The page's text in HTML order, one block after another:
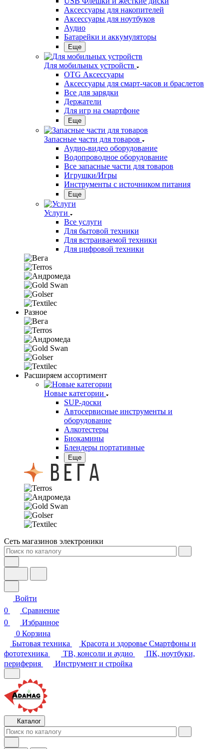
Аксессуары для накопителей
Аксессуары для ноутбуков
Аудио
Батарейки и аккумуляторы
Еще
Для мобильных устройств
OTG Аксессуары
Аксессуары для смарт-часов и браслетов
Все для зарядки
Держатели
Для игр на смартфоне
Еще
Запасные части для товаров
Аудио-видео оборудование
Водопроводное оборудование
Все запасные части для товаров
Игрушки/Игры
Инструменты с источником питания
Еще
Услуги
Все услуги
Для бытовой техники
Для встраиваемой техники
Для цифровой техники
Разное
Расширяем ассортимент
Новые категории
SUP-доски
Автосервисные инструменты и
оборудование
Алкотестеры
Биокамины
Блендеры портативные
Еще
Сеть магазинов электроники
Войти
0
Сравнение
0
Избранное
0 Корзина
Бытовая техника
Красота и здоровье Смартфоны и
фототехника
ТВ, консоли и аудио
ПК, ноутбуки,
периферия
Инструмент и стройка
Каталог